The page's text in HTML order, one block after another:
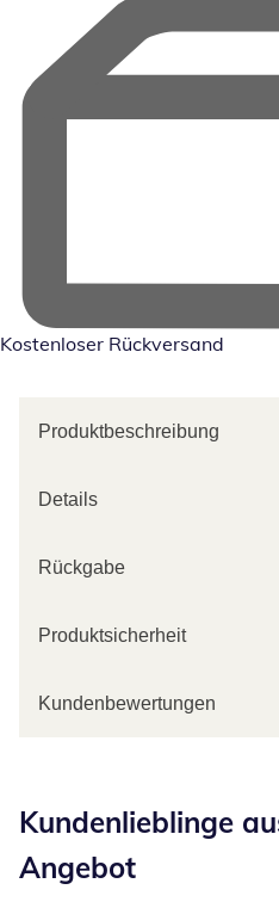
Kostenloser Rückversand
Produktbeschreibung
Details
Rückgabe
Produktsicherheit
Kundenbewertungen
Kundenlieblinge
Angebot